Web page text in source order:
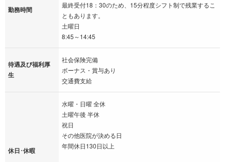
勤務時間
最終受付18：30のため、15分程度シフト制で残業するこ
ともあります。
土曜日
8:45～14:45
待遇及び福利厚
生
社会保険完備
ボーナス・賞与あり
交通費支給
休日･休暇
水曜・日曜 全休
土曜午後 半休
祝日
その他医院が決める日
年間休日130日以上